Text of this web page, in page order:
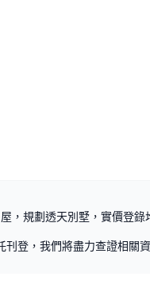
，規劃透天別墅，實價登錄
登，我們將盡力查證相關